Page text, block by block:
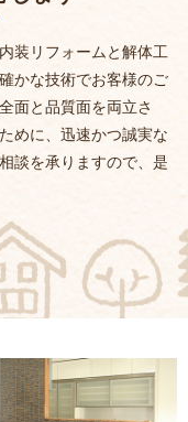
装リフォームと解体工
かな技術でお客様のご
面と品質面を両立さ
めに、迅速かつ誠実な
談を承りますので、是